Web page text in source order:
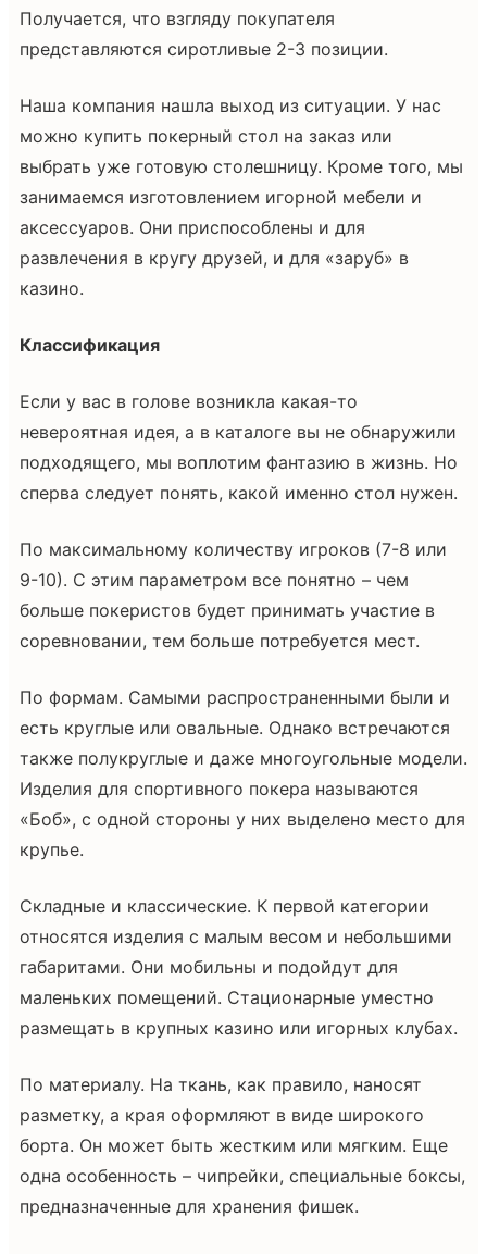
Получается, что взгляду покупателя
представляются сиротливые 2-3 позиции.
Наша компания нашла выход из ситуации. У нас
можно купить покерный стол на заказ или
выбрать уже готовую столешницу. Кроме того, мы
занимаемся изготовлением игорной мебели и
аксессуаров. Они приспособлены и для
развлечения в кругу друзей, и для «заруб» в
казино.
Классификация
Если у вас в голове возникла какая-то
невероятная идея, а в каталоге вы не обнаружили
подходящего, мы воплотим фантазию в жизнь. Но
сперва следует понять, какой именно стол нужен.
По максимальному количеству игроков (7-8 или
9-10). С этим параметром все понятно – чем
больше покеристов будет принимать участие в
соревновании, тем больше потребуется мест.
По формам. Самыми распространенными были и
есть круглые или овальные. Однако встречаются
также полукруглые и даже многоугольные модели.
Изделия для спортивного покера называются
«Боб», с одной стороны у них выделено место для
крупье.
Складные и классические. К первой категории
относятся изделия с малым весом и небольшими
габаритами. Они мобильны и подойдут для
маленьких помещений. Стационарные уместно
размещать в крупных казино или игорных клубах.
По материалу. На ткань, как правило, наносят
разметку, а края оформляют в виде широкого
борта. Он может быть жестким или мягким. Еще
одна особенность – чипрейки, специальные боксы,
предназначенные для хранения фишек.